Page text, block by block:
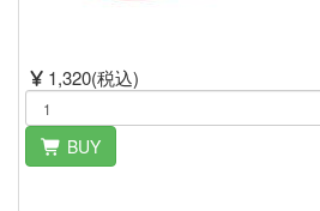
1,320(税込)
BUY